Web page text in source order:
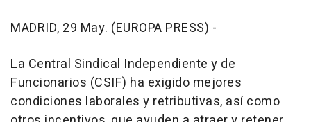
MADRID, 29 May. (EUROPA PRESS) -
La Central Sindical Independiente y de
Funcionarios (CSIF) ha exigido mejores
condiciones laborales y retributivas, así como